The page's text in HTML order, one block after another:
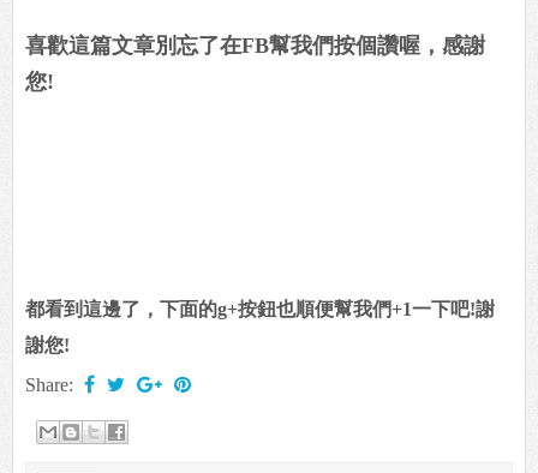
喜歡這篇文章別忘了在FB幫我們按個讚喔，感謝
您!
都看到這邊了，下面的g+按鈕也順便幫我們+1一下吧!謝
謝您!
Share: